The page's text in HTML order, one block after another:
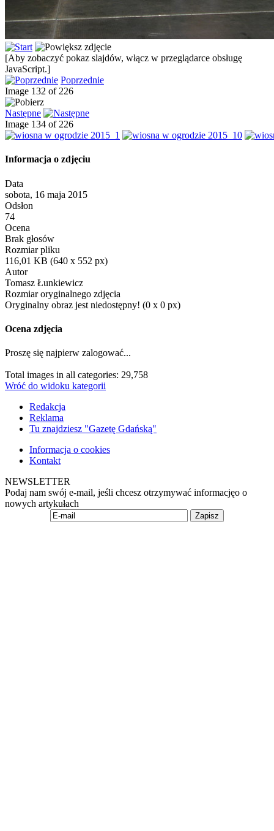
[Aby zobaczyć pokaz slajdów, włącz w przeglądarce obsługę
JavaScript.]
Poprzednie
Image 132 of 226
Następne
Image 134 of 226
Informacja o zdjęciu
Data
sobota, 16 maja 2015
Odsłon
74
Ocena
Brak głosów
Rozmiar pliku
116,01 KB (640 x 552 px)
Autor
Tomasz Łunkiewicz
Rozmiar oryginalnego zdjęcia
Oryginalny obraz jest niedostępny! (0 x 0 px)
Ocena zdjęcia
Proszę się najpierw zalogować...
Total images in all categories: 29,758
Wróć do widoku kategorii
Redakcja
Reklama
Tu znajdziesz "Gazetę Gdańską"
Informacja o cookies
Kontakt
NEWSLETTER
Podaj nam swój e-mail, jeśli chcesz otrzymywać informacjęo o
nowych artykułach
Zapisz